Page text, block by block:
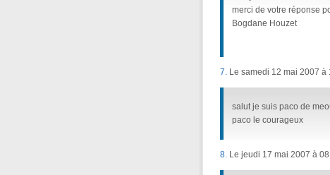
merci de votre réponse
Bogdane Houzet
7. Le samedi 12 mai 2007 à
salut je suis paco de
paco le courageux
8. Le jeudi 17 mai 2007 à